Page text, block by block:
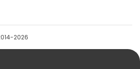
2026